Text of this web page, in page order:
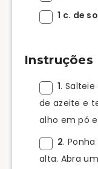
1 c. de
Instruções
1.
de azeite e
alho em pó
2.
alta. Abra